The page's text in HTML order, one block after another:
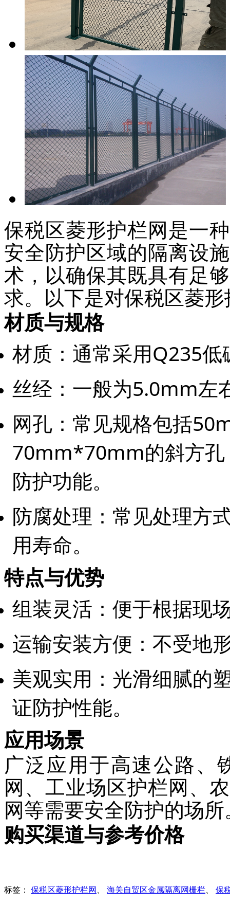
保税区菱形护栏网是一
安全防护区域的隔离设
术，以确保其既具有足
求。以下是对保税区菱
材质与规格
材质：通常采用Q235
丝经：一般为5.0mm左
网孔：常见规格包括
70mm*70mm的斜方孔
防护功能。
防腐处理：常见处理方
用寿命。
特点与优势
组装灵活：便于根据现
运输安装方便：不受地
美观实用：光滑细腻的
证防护性能。
应用场景
广泛应用于高速公路、
网、工业场区护栏网、
网等需要安全防护的场所
购买渠道与参考价格
标签： 保税区菱形护栏网 海关自贸区金属隔离网栅栏 保